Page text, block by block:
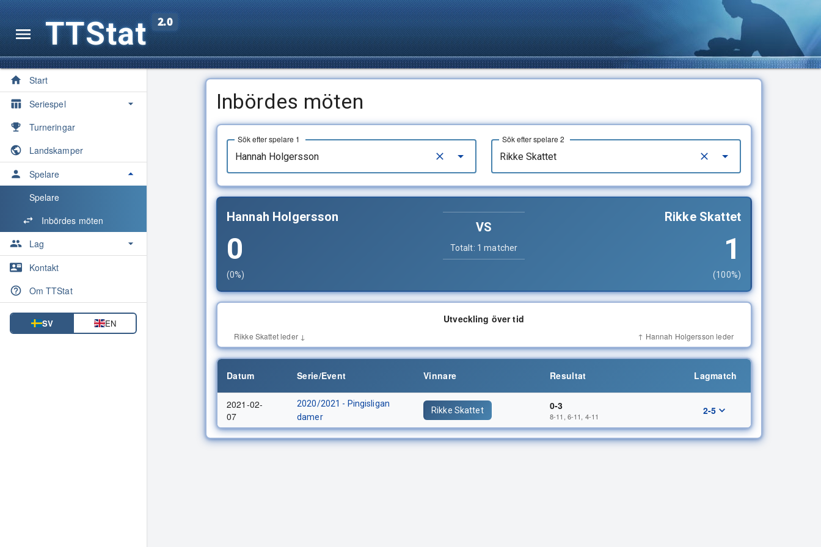
TTStat 2.0
Start
Seriespel
Översikt
Säsonger
Spelarkvoter
Medaljörer
Maratontabell
Statistik
Turneringar
Landskamper
Spelare
Spelare
Inbördes möten
Lag
Lag
Inbördes möten
Kontakt
Om TTStat
SV EN
Inbördes möten
Sök efter spelare 1 Sök efter spelare 2
Hannah Holgersson
0
(0%)
VS
Totalt: 1 matcher
Rikke Skattet
1
(100%)
Utveckling över tid
Rikke Skattet leder ↓ ↑ Hannah Holgersson leder
Datum Serie/Event Vinnare Resultat Lagmatch
2021-02-
07
2020/2021 - Pingisligan
damer
Rikke Skattet 0-3
8-11, 6-11, 4-11 2-5